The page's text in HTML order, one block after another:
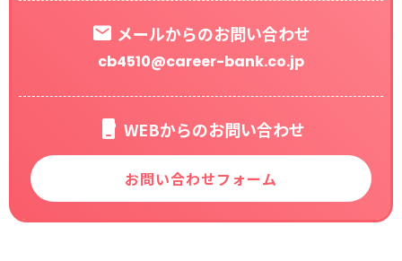
メールからのお問い合わせ
cb4510@career-bank.co.jp
WEBからのお問い合わせ
お問い合わせフォーム